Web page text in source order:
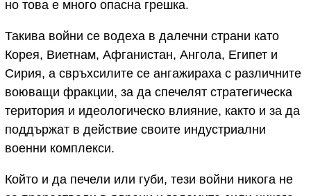
но това е много опасна грешка.
Такива войни се водеха в далечни страни като
Корея, Виетнам, Афганистан, Ангола, Египет и
Сирия, а свръхсилите се ангажираха с различните
воюващи фракции, за да спечелят стратегическа
територия и идеологическо влияние, както и за да
поддържат в действие своите индустриални
военни комплекси.
Който и да печели или губи, тези войни никога не